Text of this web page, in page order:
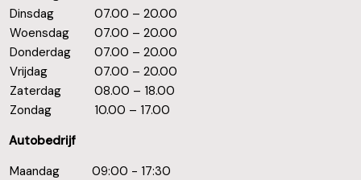
Dinsdag
07.00 – 20.00
Woensdag
07.00 – 20.00
Donderdag
07.00 – 20.00
Vrijdag
07.00 – 20.00
Zaterdag
08.00 – 18.00
Zondag
10.00 – 17.00
Autobedrijf
Maandag
09:00 - 17:30